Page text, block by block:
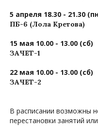
5 апреля 18.30 - 21.30
ПБ-6 (Лола Кретова)
15 мая 10.00 - 13.00 (сб)
ЗАЧЕТ-1
22 мая 10.00 - 13.00 (сб)
ЗАЧЕТ-2
В расписании возможны
перестановки занятий